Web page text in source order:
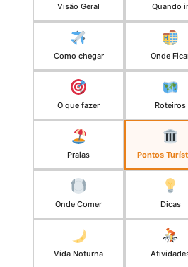
Visão Geral Quando ir
Como chegar Onde
O que fazer Roteiros
Praias Pontos
Onde Comer Dicas
Vida Noturna